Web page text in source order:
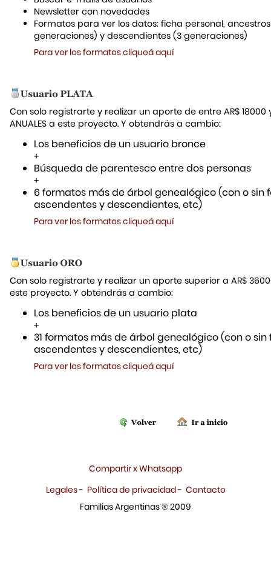
Newsletter con novedades
Formatos para ver los datos: ficha personal,
generaciones) y descendientes (3 generaciones)
Para ver los formatos cliqueá aquí
Con solo registrarte y realizar un aporte de entre AR$ 18000
ANUALES a este proyecto. Y obtendrás a cambio:
Los beneficios de un usuario bronce
+
Búsqueda de parentesco entre dos personas
+
6 formatos más de árbol genealógico (con o sin
ascendentes y descendientes, etc)
Para ver los formatos cliqueá aquí
Con solo registrarte y realizar un aporte superior a AR$
este proyecto. Y obtendrás a cambio:
Los beneficios de un usuario plata
+
31 formatos más de árbol genealógico (con o sin
ascendentes y descendientes, etc)
Para ver los formatos cliqueá aquí
Compartir x Whatsapp
Legales- Política de privacidad- Contacto
Familias Argentinas ® 2009